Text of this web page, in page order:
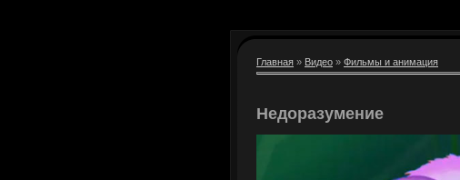
Главная » Видео » Фильмы и анимация
Недоразумение